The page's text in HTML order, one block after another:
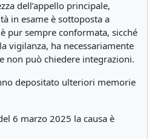
dell’appello principale,
in esame è sottoposta a
pur sempre conformata, sicché
vigilanza, ha necessariamente
non può chiedere integrazioni.
depositato ulteriori memorie
6 marzo 2025 la causa è